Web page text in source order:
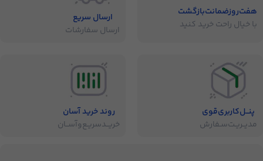
هفت‌روز‌ضمانت‌بازگشت
با خیال راحت خرید کنید
ارسال سریع
ارسال سفارشات
پنــل‌کاربری‌قوی
مدیــریـت‌سـفارش
روند خرید آسان
خریــد‌سریـع‌و‌آســان